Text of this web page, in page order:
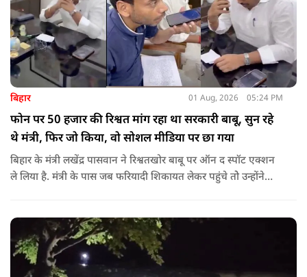
बिहार 01 Aug, 2026 05:24 PM
फोन पर 50 हजार की रिश्वत मांग रहा था सरकारी बाबू, सुन रहे
थे मंत्री, फिर जो किया, वो सोशल मीडिया पर छा गया
बिहार के मंत्री लखेंद्र पासवान ने रिश्वतखोर बाबू पर ऑन द स्पॉट एक्शन
ले लिया है. मंत्री के पास जब फरियादी शिकायत लेकर पहुंचे तोे उन्होंने